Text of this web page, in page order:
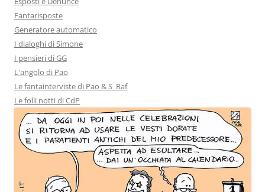
Fantarisposte
Generatore automatico
I dialoghi di Simone
I pensieri di GG
L'angolo di Pao
Le fantainterviste di Pao & S_Raf
Le folli notti di CdP